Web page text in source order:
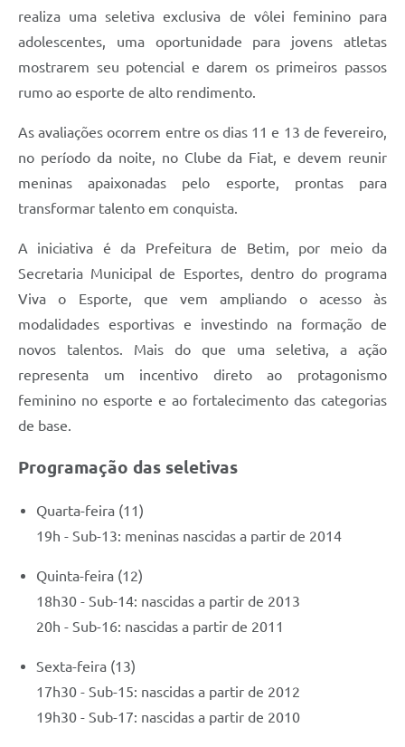
realiza uma seletiva exclusiva de vôlei feminino para
adolescentes, uma oportunidade para jovens atletas
mostrarem seu potencial e darem os primeiros passos
rumo ao esporte de alto rendimento.
As avaliações ocorrem entre os dias 11 e 13 de fevereiro,
no período da noite, no Clube da Fiat, e devem reunir
meninas apaixonadas pelo esporte, prontas para
transformar talento em conquista.
A iniciativa é da Prefeitura de Betim, por meio da
Secretaria Municipal de Esportes, dentro do programa
Viva o Esporte, que vem ampliando o acesso às
modalidades esportivas e investindo na formação de
novos talentos. Mais do que uma seletiva, a ação
representa um incentivo direto ao protagonismo
feminino no esporte e ao fortalecimento das categorias
de base.
Programação das seletivas
Quarta-feira (11)
19h - Sub-13: meninas nascidas a partir de 2014
Quinta-feira (12)
18h30 - Sub-14: nascidas a partir de 2013
20h - Sub-16: nascidas a partir de 2011
Sexta-feira (13)
17h30 - Sub-15: nascidas a partir de 2012
19h30 - Sub-17: nascidas a partir de 2010